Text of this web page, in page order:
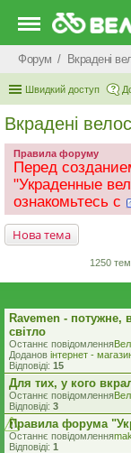
Форум
Швидкий доступ
Вкрадені
Правила форуму
Перед
"Украденные
ознакомьтесь с
Нова тема
1250 тем
Ravemen - потужне,
світло
Останнє повідомлення
Доданов iнтернет -
Відповіді: 15
Для тих, у кого
Останнє повідомлення
Відповіді: 3
Правила форума
Останнє повідомлення
Відповіді: 1